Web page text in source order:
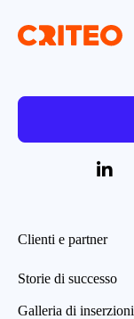
Clienti e partner
Storie di successo
Galleria di inserzioni